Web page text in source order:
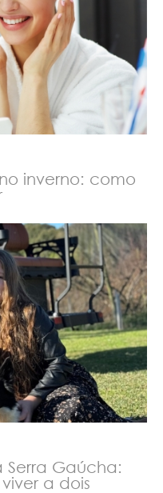
inverno: como
Serra Gaúcha:
a dois